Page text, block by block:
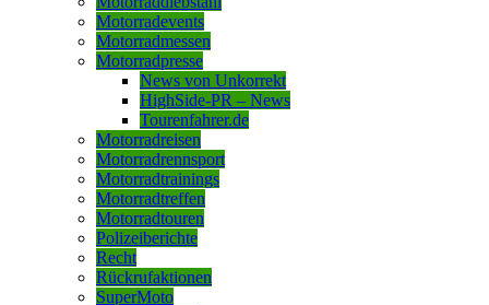
Motorradevents
Motorradmessen
Motorradpresse
News von Unkorrekt
HighSide-PR – News
Tourenfahrer.de
Motorradreisen
Motorradrennsport
Motorradtrainings
Motorradtreffen
Motorradtouren
Polizeiberichte
Recht
Rückrufaktionen
SuperMoto